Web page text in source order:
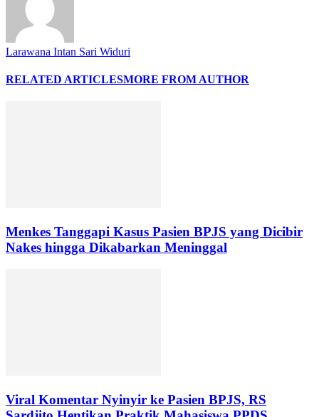
Larawana Intan Sari Widuri
RELATED ARTICLESMORE FROM AUTHOR
Menkes Tanggapi Kasus Pasien BPJS yang Dicibir
Nakes hingga Dikabarkan Meninggal
Viral Komentar Nyinyir ke Pasien BPJS, RS